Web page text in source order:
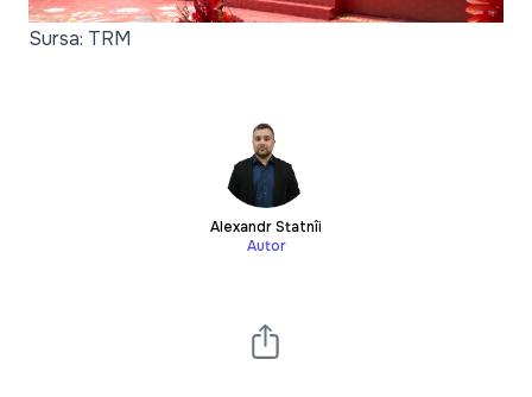
Sursa: TRM
Alexandr Statnîi
Autor